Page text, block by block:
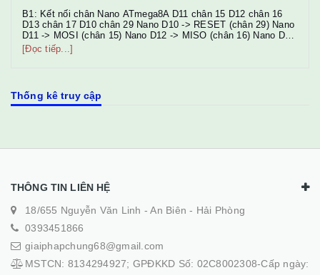
B1: Kết nối chân Nano ATmega8A D11 chân 15 D12 chân 16
D13 chân 17 D10 chân 29 Nano D10 -> RESET (chân 29) Nano
D11 -> MOSI (chân 15) Nano D12 -> MISO (chân 16) Nano D13
-> SCK (chân 17) Nano 5V -> VCC + AVCC (chân 18) Nano
GND -> GND Chú ý: Gắn tụ 10µF ...
[Đọc tiếp...]
Thống kê truy cập
THÔNG TIN LIÊN HỆ
18/655 Nguyễn Văn Linh - An Biên - Hải Phòng
0393451866
giaiphapchung68@gmail.com
MSTCN: 8134294927; GPĐKKD Số: 02C8002308-Cấp ngày: